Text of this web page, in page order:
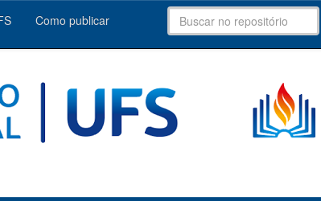
Como publicar